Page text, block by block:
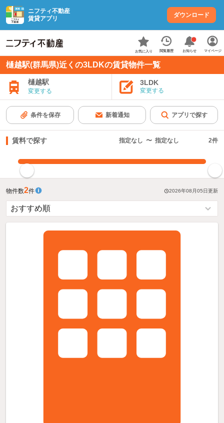
ニフティ不動産
賃貸アプリ
ダウンロード
お気に入り 閲覧履歴 お知らせ マイページ
樋越駅(群馬県)近くの3LDKの賃貸物件一覧
樋越駅
変更する
3LDK
変更する
条件を保存 新着通知 アプリで探す
賃料で探す 指定なし 〜 指定なし 2件
物件数2件 2026年08月05日更新